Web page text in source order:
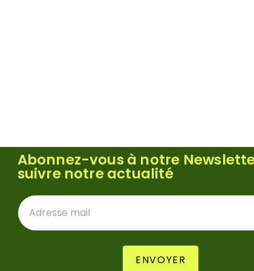
Abonnez-vous à notre
suivre notre actualité
Newsletter
ENVOYER